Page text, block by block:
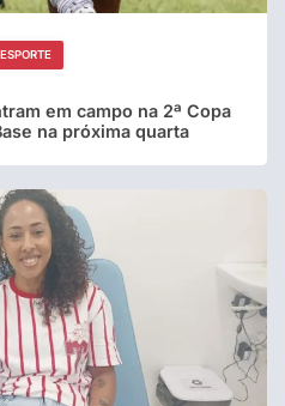
ESPORTE
em campo na 2ª Copa
na próxima quarta